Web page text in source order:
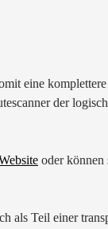
eine
der
oder können
als Teil einer